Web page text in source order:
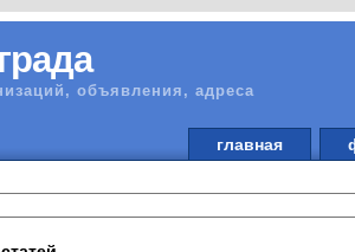
объявления, адреса
главная